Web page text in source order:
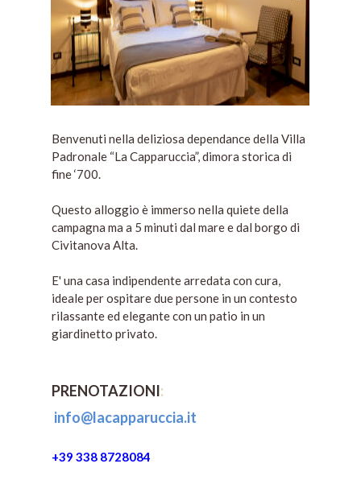
Benvenuti nella deliziosa dependance della Villa
Padronale “La Capparuccia”, dimora storica di
fine ‘700.
Questo alloggio è immerso nella quiete della
campagna ma a 5 minuti dal mare e dal borgo di
Civitanova Alta.
E' una casa indipendente arredata con cura,
ideale per ospitare due persone in un contesto
rilassante ed elegante con un patio in un
giardinetto privato.
PRENOTAZIONI:
info@lacapparuccia.it
+39 338 8728084